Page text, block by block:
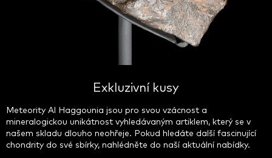
Exkluzivní kusy
Meteority Al Haggounia jsou pro svou vzácnost a
mineralogickou unikátnost vyhledávaným artiklem, který se v
našem skladu dlouho neohřeje. Pokud hledáte další fascinující
chondrity do své sbírky, nahlédněte do naší aktuální nabídky.